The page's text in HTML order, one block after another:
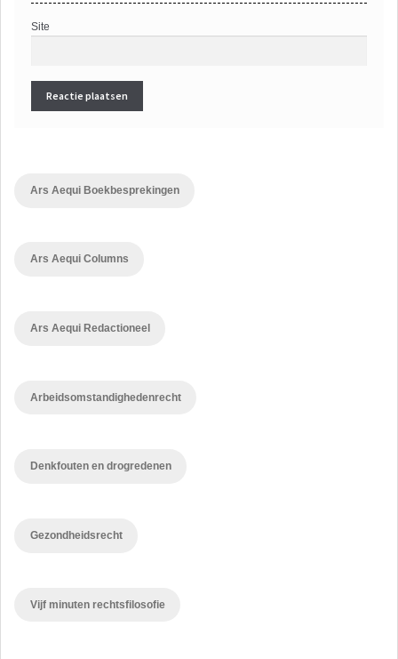
Site
Ars Aequi Boekbesprekingen
Ars Aequi Columns
Ars Aequi Redactioneel
Arbeidsomstandighedenrecht
Denkfouten en drogredenen
Gezondheidsrecht
Vijf minuten rechtsfilosofie